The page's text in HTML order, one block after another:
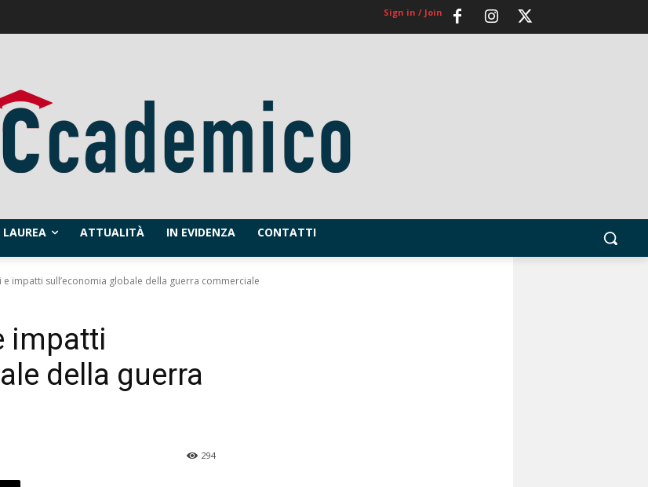
Sign in / Join
LAUREA ATTUALITÀ IN EVIDENZA CONTATTI
e impatti sull’economia globale della guerra commerciale
impatti
della guerra
294